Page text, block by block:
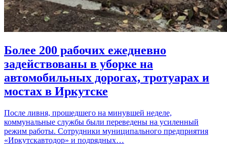
Более 200 рабочих ежедневно
задействованы в уборке на
автомобильных дорогах, тротуарах и
мостах в Иркутске
После ливня, прошедшего на минувшей неделе,
коммунальные службы были переведены на усиленный
режим работы. Сотрудники муниципального предприятия
«Иркутскавтодор» и подрядных…